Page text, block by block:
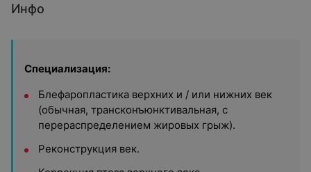
Инфо
Специализация:
Блефаропластика верхних и / или нижних век
(обычная, трансконъюнктивальная, с
перераспределением жировых грыж).
Реконструкция век.